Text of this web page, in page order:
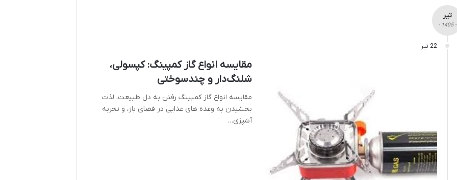
تیر
- 1405 -
22 تیر
مقایسه انواع گاز کمپینگ: کپسولی،
شلنگ‌دار و چندسوختی
مقایسه انواع گاز کمپینگ رفتن به دل طبیعت، لذت
بخشیدن به وعده های غذایی در فضای باز، و تجربه
آشپزی…